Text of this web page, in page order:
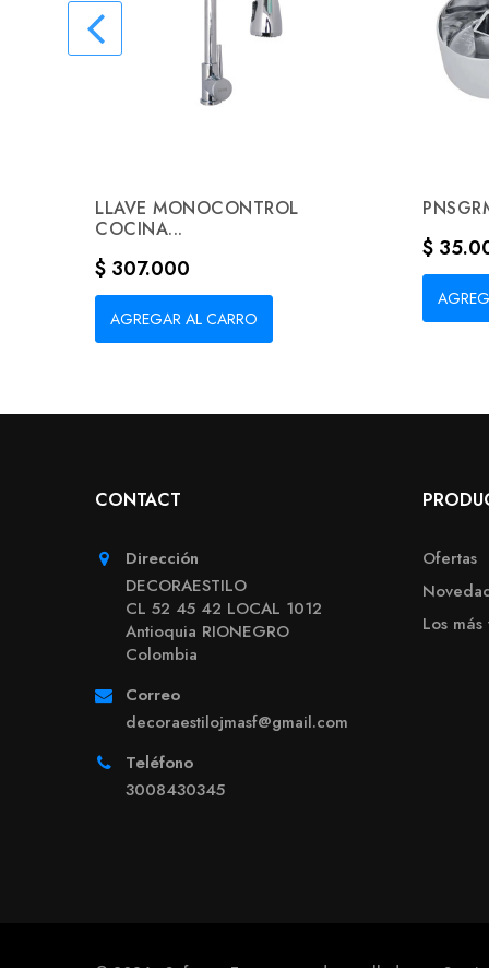
LLAVE MONOCONTROL
COCINA...
Precio
$ 307.000
AGREGAR AL CARRO
Precio
$
CONTACT
Dirección
DECORAESTILO
CL 52 45 42 LOCAL 1012
Antioquia RIONEGRO
Colombia
Correo
decoraestilojmasf@gmail.com
Teléfono
3008430345
Ofertas
Los